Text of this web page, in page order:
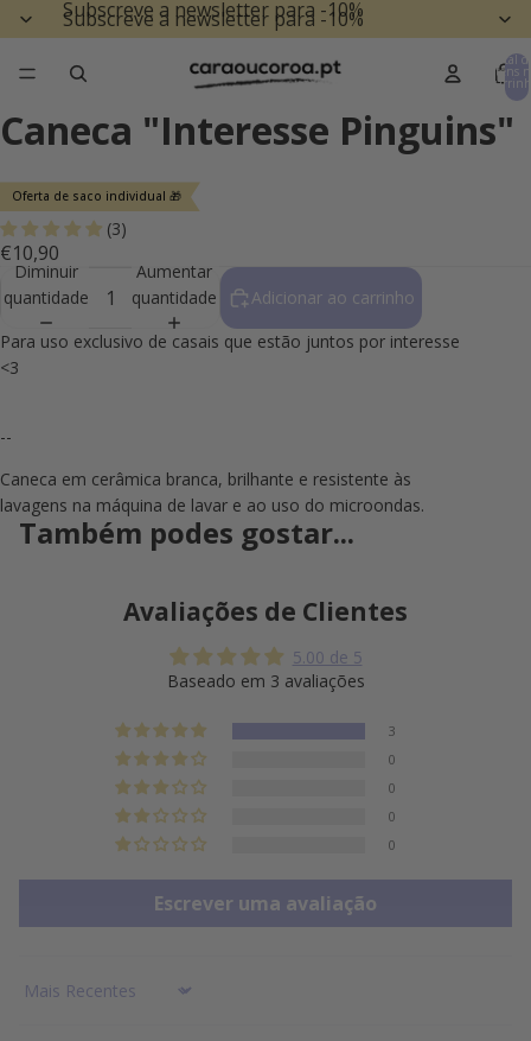
Subscreve a newsletter para -10%
Subscreve a newsletter para -10%
Total
itens
Caneca "Interesse Pinguins"
Oferta de saco individual 🎁
(3)
€10,90
Diminuir
quantidade
Aumentar
quantidade
Adicionar ao carrinho
Para uso exclusivo de casais que estão juntos por interesse
<3
--
Caneca em cerâmica branca, brilhante e resistente às
lavagens na máquina de lavar e ao uso do microondas.
Também podes gostar...
Avaliações de Clientes
5.00 de 5
Baseado em 3 avaliações
3
0
0
0
0
Escrever uma avaliação
Sort by